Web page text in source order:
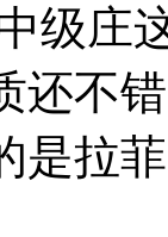
级庄
还不
是拉